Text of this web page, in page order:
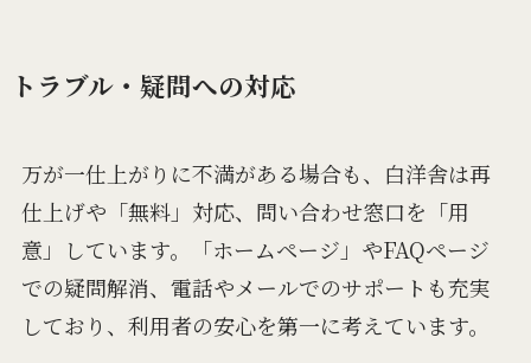
トラブル・疑問への対応
万が一仕上がりに不満がある場合も、白洋舎は再
仕上げや「無料」対応、問い合わせ窓口を「用
意」しています。「ホームページ」やFAQページ
での疑問解消、電話やメールでのサポートも充実
しており、利用者の安心を第一に考えています。